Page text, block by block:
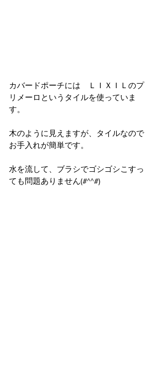
カバードポーチには　ＬＩＸＩＬのプ
リメーロというタイルを使っていま
す。
木のように見えますが、タイルなので
お手入れが簡単です。
水を流して、ブラシでゴシゴシこすっ
ても問題ありません(#^^#)